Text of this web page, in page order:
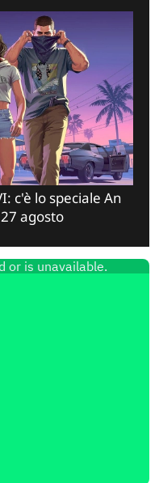
c'è lo speciale An
agosto